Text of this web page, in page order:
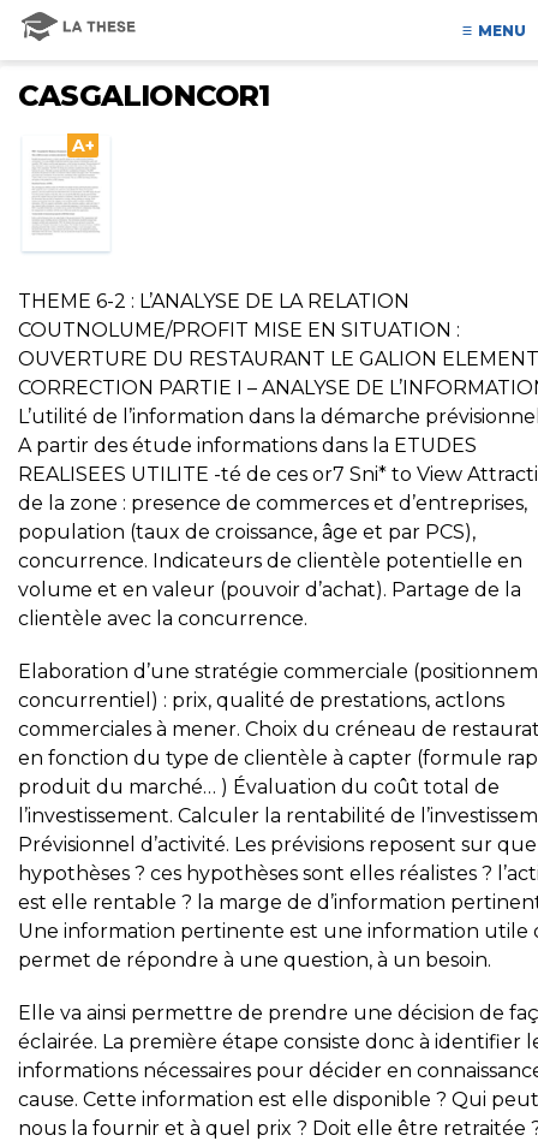
MENU
CASGALIONCOR1
A+
THEME 6-2 : L’ANALYSE DE LA RELATION
COUTNOLUME/PROFIT MISE EN SITUATION :
OUVERTURE DU RESTAURANT LE GALION
CORRECTION PARTIE I – ANALYSE DE
L’utilité de l’information dans la démarche
A partir des étude informations dans la ETUDES
REALISEES UTILITE -té de ces or7 Sni* to View
de la zone : presence de commerces et d’entreprises,
population (taux de croissance, âge et par PCS),
concurrence. Indicateurs de clientèle potentielle en
volume et en valeur (pouvoir d’achat). Partage de la
clientèle avec la concurrence.
Elaboration d’une stratégie commerciale
concurrentiel) : prix, qualité de prestations, actlons
commerciales à mener. Choix du créneau de
en fonction du type de clientèle à capter (formule
produit du marché… ) Évaluation du coût total de
l’investissement. Calculer la rentabilité de
Prévisionnel d’activité. Les prévisions reposent sur
hypothèses ? ces hypothèses sont elles réalistes ?
est elle rentable ? la marge de d’information
Une information pertinente est une information utile
permet de répondre à une question, à un besoin.
Elle va ainsi permettre de prendre une décision de
éclairée. La première étape consiste donc à identifier
informations nécessaires pour décider en
cause. Cette information est elle disponible ? Qui peut
nous la fournir et à quel prix ? Doit elle être retraitée